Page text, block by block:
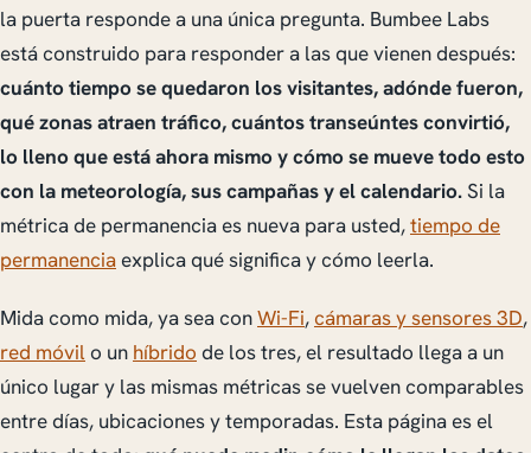
la puerta responde a una única pregunta. Bumbee Labs
está construido para responder a las que vienen después:
cuánto tiempo se quedaron los visitantes, adónde fueron,
qué zonas atraen tráfico, cuántos transeúntes convirtió,
lo lleno que está ahora mismo y cómo se mueve todo esto
con la meteorología, sus campañas y el calendario. Si la
métrica de permanencia es nueva para usted,tiempo de
permanencia explica qué significa y cómo leerla.
Mida como mida, ya sea conWi-Fi,cámaras y sensores 3D,
red móvilo un híbrido de los tres, el resultado llega a un
único lugar y las mismas métricas se vuelven comparables
entre días, ubicaciones y temporadas. Esta página es el